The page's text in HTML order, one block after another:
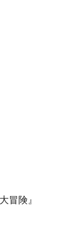
冒険』